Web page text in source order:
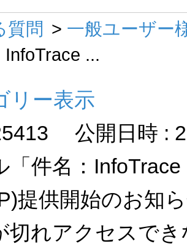
質問 > 一般ユーザー
InfoTrace ...
リー表示
公開日時 :
「件名：
提供開始のお知
切れアクセスでき